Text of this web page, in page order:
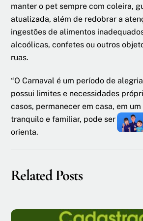
manter o pet sempre com coleira,
atualizada, além de redobrar a
ingestões de alimentos
alcoólicas, confetes ou outros
ruas.
“O Carnaval é um período de
possui limites e necessidades
casos, permanecer em casa, em
tranquilo e familiar, pode ser a
orienta.
Related Posts